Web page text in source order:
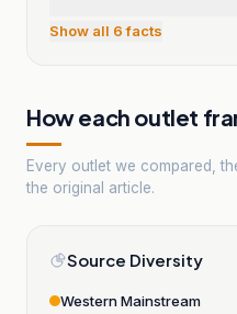
Show all 6facts
How each outlet
Every outlet we compared,
the original article.
Source Diversity
Western Mainstream